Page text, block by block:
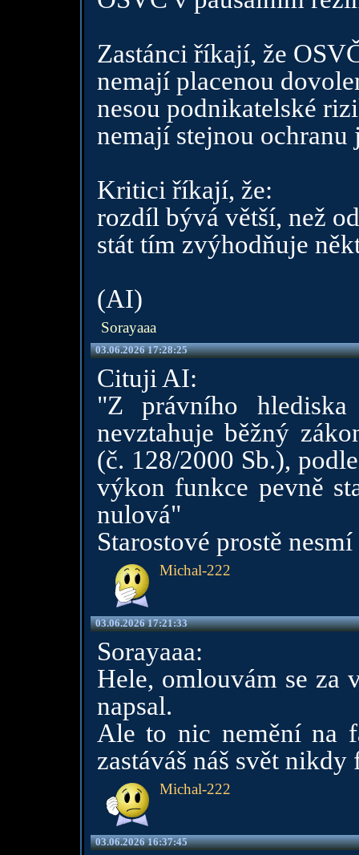
Zastánci říkají, že
nemají placenou
nesou podnikatelské
nemají stejnou ochranu
Kritici říkají, že:
rozdíl bývá větší, než
stát tím zvýhodňuje
(AI)
Sorayaaa
03.06.2026 17:28:25
Cituji AI:
"Z právního
nevztahuje běžný
(č. 128/2000 Sb.),
výkon funkce pevně
nulová"
Starostové prostě
Michal-222
03.06.2026 17:21:33
Sorayaaa:
Hele, omlouvám se za
napsal.
Ale to nic nemění na
zastáváš náš svět
Michal-222
03.06.2026 16:37:45